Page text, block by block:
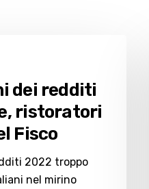
dei redditi
ristoratori
Fisco
2022 troppo
nel mirino